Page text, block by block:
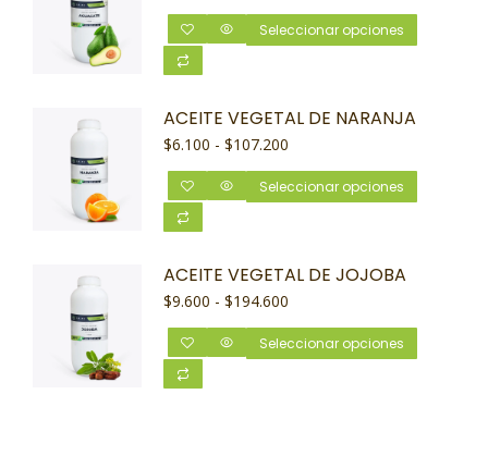
Seleccionar opciones
ACEITE VEGETAL DE NARANJA
$6.100 - $107.200
Seleccionar opciones
ACEITE VEGETAL DE JOJOBA
$9.600 - $194.600
Seleccionar opciones